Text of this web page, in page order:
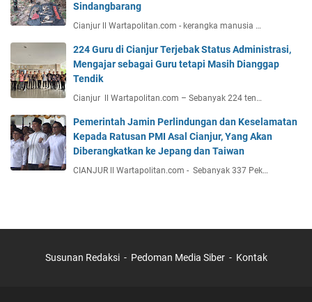
Sindangbarang
Cianjur ll Wartapolitan.com - kerangka manusia …
224 Guru di Cianjur Terjebak Status Administrasi,
Mengajar sebagai Guru tetapi Masih Dianggap
Tendik
Cianjur ll Wartapolitan.com – Sebanyak 224 ten…
Pemerintah Jamin Perlindungan dan Keselamatan
Kepada Ratusan PMI Asal Cianjur, Yang Akan
Diberangkatkan ke Jepang dan Taiwan
CIANJUR ll Wartapolitan.com - Sebanyak 337 Pek…
Susunan Redaksi Pedoman Media Siber Kontak